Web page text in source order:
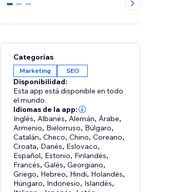
0 1 2
Categorías
Marketing SEO
Disponibilidad:
Esta app está disponible en todo
el mundo.
Idiomas de la app:
Inglés, Albanés, Alemán, Árabe,
Armenio, Bielorruso, Búlgaro,
Catalán,Checo,Chino,Coreano,
Croata, Danés, Eslovaco,
Español, Estonio, Finlandés,
Francés,Galés,Georgiano,
Griego, Hebreo, Hindi, Holandés,
Húngaro, Indonesio, Islandés,